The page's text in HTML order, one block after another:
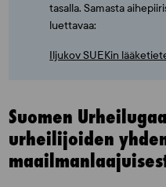
tasalla. Samasta
luettavaa:
Iljukov SUEKin
Suomen
urheilijoiden